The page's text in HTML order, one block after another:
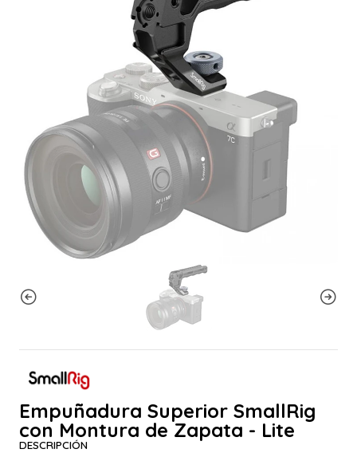
Empuñadura Superior SmallRig
con Montura de Zapata - Lite
DESCRIPCIÓN